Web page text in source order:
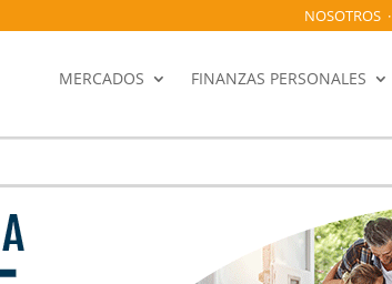
NOSOTROS·
MERCADOS FINANZAS PERSONALES